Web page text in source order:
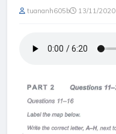
tuananh605b 13/11/2020